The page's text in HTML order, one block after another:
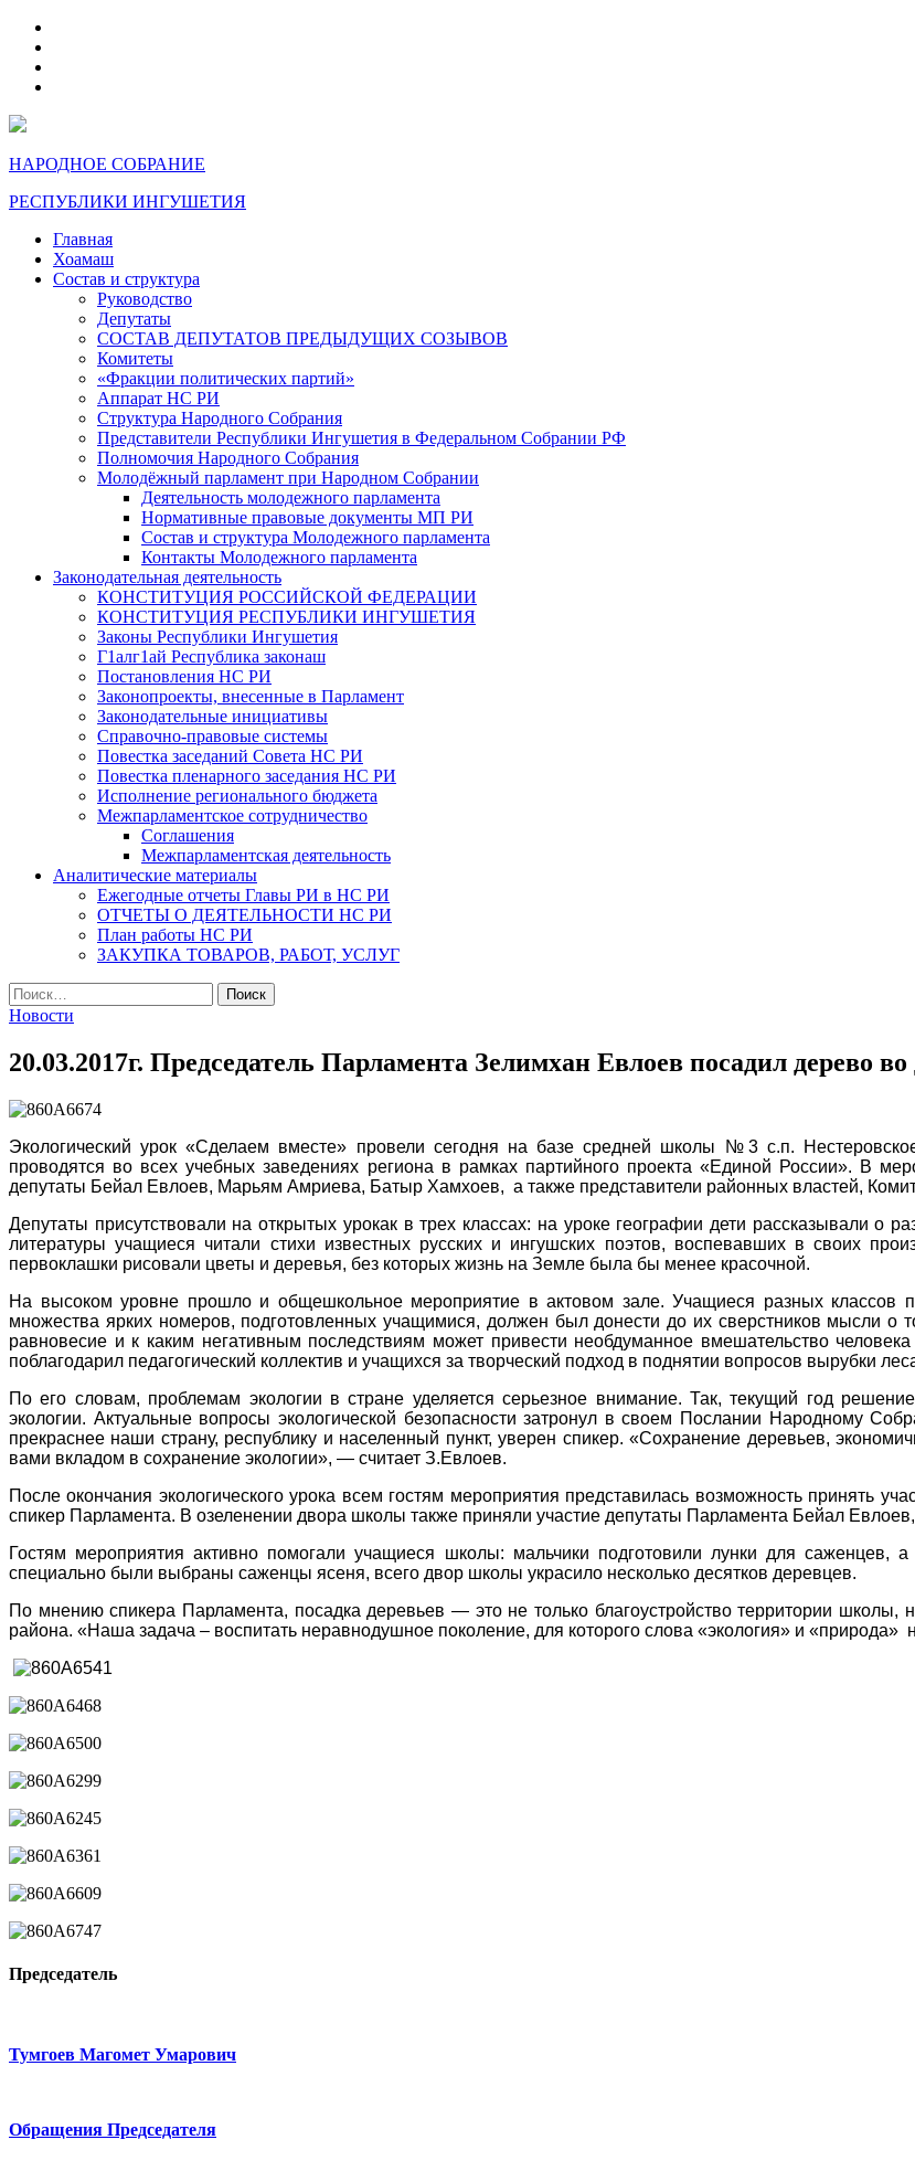
НАРОДНОЕ СОБРАНИЕ
РЕСПУБЛИКИ ИНГУШЕТИЯ
Главная
Хоамаш
Состав и структура
Руководство
Депутаты
СОСТАВ ДЕПУТАТОВ ПРЕДЫДУЩИХ СОЗЫВОВ
Комитеты
«Фракции политических партий»
Аппарат НС РИ
Структура Народного Собрания
Представители Республики Ингушетия в Федеральном Собрании РФ
Полномочия Народного Собрания
Молодёжный парламент при Народном Собрании
Деятельность молодежного парламента
Нормативные правовые документы МП РИ
Состав и структура Молодежного парламента
Контакты Молодежного парламента
Законодательная деятельность
КОНСТИТУЦИЯ РОССИЙСКОЙ ФЕДЕРАЦИИ
КОНСТИТУЦИЯ РЕСПУБЛИКИ ИНГУШЕТИЯ
Законы Республики Ингушетия
Г1алг1ай Республика законаш
Постановления НС РИ
Законопроекты, внесенные в Парламент
Законодательные инициативы
Справочно-правовые системы
Повестка заседаний Совета НС РИ
Повестка пленарного заседания НС РИ
Исполнение регионального бюджета
Межпарламентское сотрудничество
Соглашения
Межпарламентская деятельность
Аналитические материалы
Ежегодные отчеты Главы РИ в НС РИ
ОТЧЕТЫ О ДЕЯТЕЛЬНОСТИ НС РИ
План работы НС РИ
ЗАКУПКА ТОВАРОВ, РАБОТ, УСЛУГ
Найти:
Новости
20.03.2017г. Председатель Парламента Зелимхан Евлоев посадил дерево
Экологический урок «Сделаем вместе» провели сегодня на базе средней школы №3 с.п.
проводятся во всех учебных заведениях региона в рамках партийного проекта «Единой России». В
депутаты Бейал Евлоев, Марьям Амриева, Батыр Хамхоев, а также представители районных властей,
Депутаты присутствовали на открытых урокак в трех классах: на уроке географии дети рассказывали о
литературы учащиеся читали стихи известных русских и ингушских поэтов, воспевавших в своих
первоклашки рисовали цветы и деревья, без которых жизнь на Земле была бы менее красочной.
На высоком уровне прошло и общешкольное мероприятие в актовом зале. Учащиеся разных классов
множества ярких номеров, подготовленных учащимися, должен был донести до их сверстников мысли о
равновесие и к каким негативным последствиям может привести необдуманное вмешательство
поблагодарил педагогический коллектив и учащихся за творческий подход в поднятии вопросов вырубки
По его словам, проблемам экологии в стране уделяется серьезное внимание. Так, текущий год
экологии. Актуальные вопросы экологической безопасности затронул в своем Послании Народному
прекраснее наши страну, республику и населенный пункт, уверен спикер. «Сохранение деревьев,
вами вкладом в сохранение экологии», — считает З.Евлоев.
После окончания экологического урока всем гостям мероприятия представилась возможность принять
спикер Парламента. В озеленении двора школы также приняли участие депутаты Парламента Бейал
Гостям мероприятия активно помогали учащиеся школы: мальчики подготовили лунки для
специально были выбраны саженцы ясеня, всего двор школы украсило несколько десятков деревцев.
По мнению спикера Парламента, посадка деревьев — это не только благоустройство территории
района. «Наша задача – воспитать неравнодушное поколение, для которого слова «экология» и
Председатель
Тумгоев Магомет Умарович
Обращения Председателя